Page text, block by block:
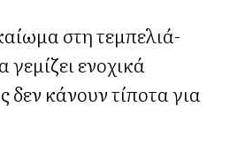
στη τεμπελιά-
γεμίζει ενοχικά
δεν κάνουν τίποτα για